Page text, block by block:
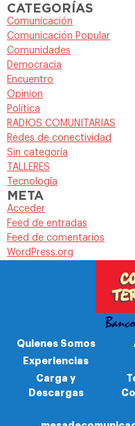
CATEGORÍAS
Comunicación
Comunicación Popular
Comunidades
Democracia
Encuentro
Opinion
Política
RADIOS COMUNITARIAS
Redes de conectividad
Sin categoría
TALLERES
Tecnología
META
Acceder
Feed de entradas
Feed de comentarios
WordPress.org
Quienes Somos
Experiencias
Carga y
Descargas